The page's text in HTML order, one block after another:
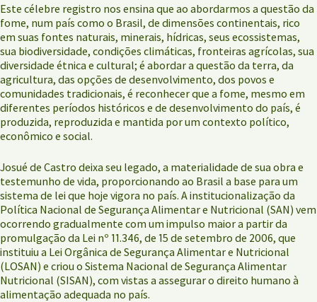
Este célebre registro nos ensina que ao abordarmos a questão da
fome, num país como o Brasil, de dimensões continentais, rico
em suas fontes naturais, minerais, hídricas, seus ecossistemas,
sua biodiversidade, condições climáticas, fronteiras agrícolas, sua
diversidade étnica e cultural; é abordar a questão da terra, da
agricultura, das opções de desenvolvimento, dos povos e
comunidades tradicionais, é reconhecer que a fome, mesmo em
diferentes períodos históricos e de desenvolvimento do país, é
produzida, reproduzida e mantida por um contexto político,
econômico e social.
Josué de Castro deixa seu legado, a materialidade de sua obra e
testemunho de vida, proporcionando ao Brasil a base para um
sistema de lei que hoje vigora no país. A institucionalização da
Política Nacional de Segurança Alimentar e Nutricional (SAN) vem
ocorrendo gradualmente com um impulso maior a partir da
promulgação da Lei nº 11.346, de 15 de setembro de 2006, que
instituiu a Lei Orgânica de Segurança Alimentar e Nutricional
(LOSAN) e criou o Sistema Nacional de Segurança Alimentar
Nutricional (SISAN), com vistas a assegurar o direito humano à
alimentação adequada no país.